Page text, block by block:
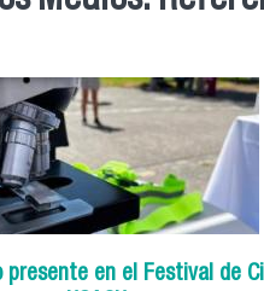
en el Festival de